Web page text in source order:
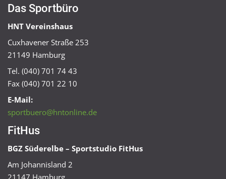
Das Sportbüro
HNT Vereinshaus
Cuxhavener Straße 253
21149 Hamburg
Tel. (040) 701 74 43
Fax (040) 701 22 10
E-Mail:
sportbuero@hntonline.de
FitHus
BGZ Süderelbe – Sportstudio FitHus
Am Johannisland 2